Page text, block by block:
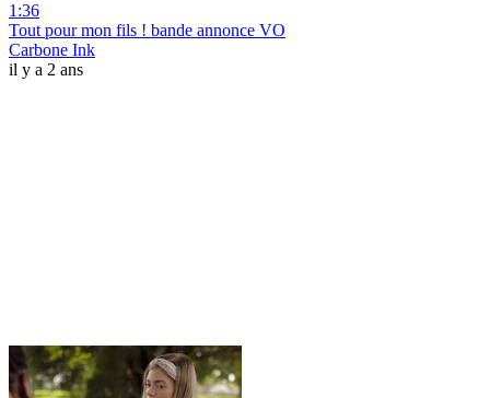
1:36
Tout pour mon fils ! bande annonce VO
Carbone Ink
il y a 2 ans